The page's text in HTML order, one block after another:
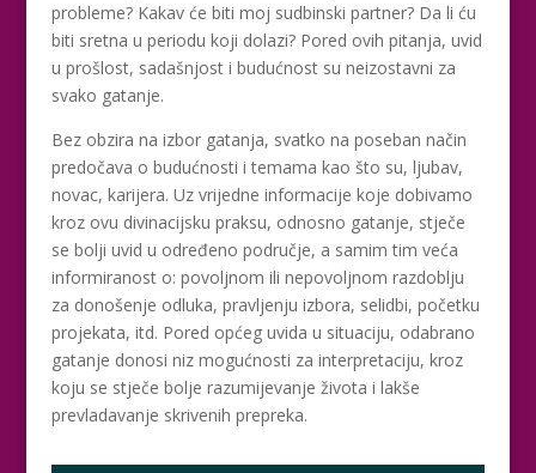
probleme? Kakav će biti moj sudbinski partner? Da li ću
biti sretna u periodu koji dolazi? Pored ovih pitanja, uvid
u prošlost, sadašnjost i budućnost su neizostavni za
svako gatanje.
Bez obzira na izbor gatanja, svatko na poseban način
predočava o budućnosti i temama kao što su, ljubav,
novac, karijera. Uz vrijedne informacije koje dobivamo
kroz ovu divinacijsku praksu, odnosno gatanje, stječe
se bolji uvid u određeno područje, a samim tim veća
informiranost o: povoljnom ili nepovoljnom razdoblju
za donošenje odluka, pravljenju izbora, selidbi, početku
projekata, itd. Pored općeg uvida u situaciju, odabrano
gatanje donosi niz mogućnosti za interpretaciju, kroz
koju se stječe bolje razumijevanje života i lakše
prevladavanje skrivenih prepreka.